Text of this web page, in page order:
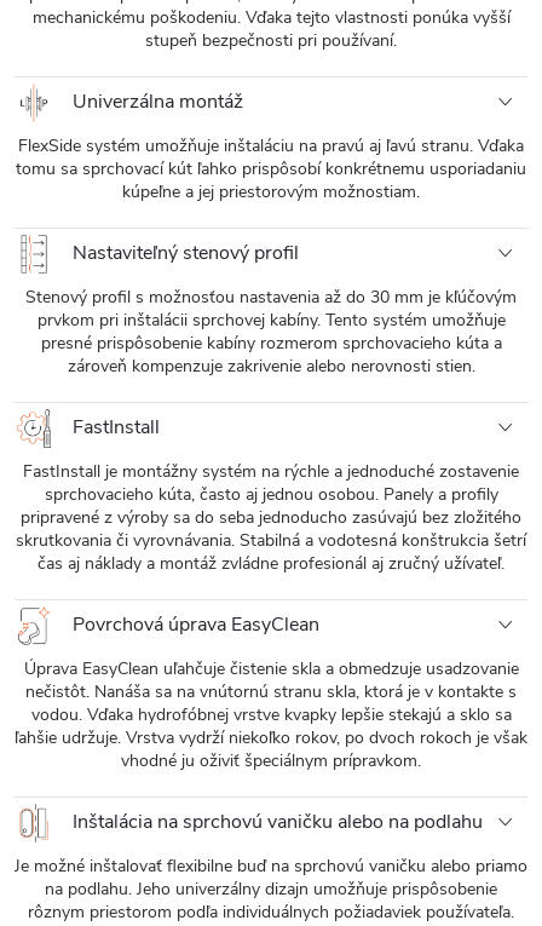
mechanickému poškodeniu. Vďaka tejto vlastnosti ponúka vyšší
stupeň bezpečnosti pri používaní.
Univerzálna montáž
FlexSide systém umožňuje inštaláciu na pravú aj ľavú stranu. Vďaka
tomu sa sprchovací kút ľahko prispôsobí konkrétnemu usporiadaniu
kúpeľne a jej priestorovým možnostiam.
Nastaviteľný stenový profil
Stenový profil s možnosťou nastavenia až do 30 mm je kľúčovým
prvkom pri inštalácii sprchovej kabíny. Tento systém umožňuje
presné prispôsobenie kabíny rozmerom sprchovacieho kúta a
zároveň kompenzuje zakrivenie alebo nerovnosti stien.
FastInstall
FastInstall je montážny systém na rýchle a jednoduché zostavenie
sprchovacieho kúta, často aj jednou osobou. Panely a profily
pripravené z výroby sa do seba jednoducho zasúvajú bez zložitého
skrutkovania či vyrovnávania. Stabilná a vodotesná konštrukcia šetrí
čas aj náklady a montáž zvládne profesionál aj zručný užívateľ.
Povrchová úprava EasyClean
Úprava EasyClean uľahčuje čistenie skla a obmedzuje usadzovanie
nečistôt. Nanáša sa na vnútornú stranu skla, ktorá je v kontakte s
vodou. Vďaka hydrofóbnej vrstve kvapky lepšie stekajú a sklo sa
ľahšie udržuje. Vrstva vydrží niekoľko rokov, po dvoch rokoch je však
vhodné ju oživiť špeciálnym prípravkom.
Inštalácia na sprchovú vaničku alebo na podlahu
Je možné inštalovať flexibilne buď na sprchovú vaničku alebo priamo
na podlahu. Jeho univerzálny dizajn umožňuje prispôsobenie
rôznym priestorom podľa individuálnych požiadaviek používateľa.